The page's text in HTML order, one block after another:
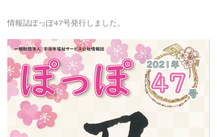
情報誌ぽっぽ47号発行しました。